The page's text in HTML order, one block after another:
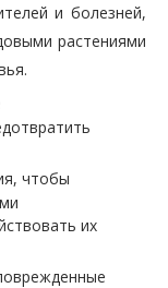
и болезней,
растениями
чтобы
их